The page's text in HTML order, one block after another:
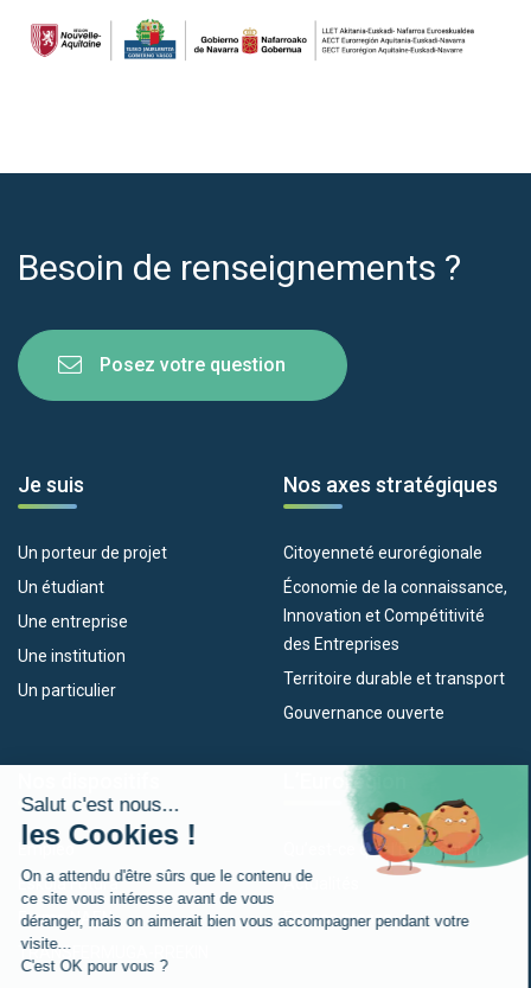
Besoin de renseignements ?
Posez votre question
Je suis
Un porteur de projet
Un étudiant
Une entreprise
Une institution
Un particulier
Nos axes stratégiques
Citoyenneté eurorégionale
Économie de la connaissance,
Innovation et Compétitivité
des Entreprises
Territoire durable et transport
Gouvernance ouverte
Empleo
Eskola Futura
Forma NAEN
TRANSFERMUGA-RREKIN
L’Eurorégion
Qu’est-ce que l’Eurorégion ?
Actualités
Espace presse